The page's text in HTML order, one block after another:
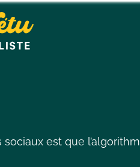
est que